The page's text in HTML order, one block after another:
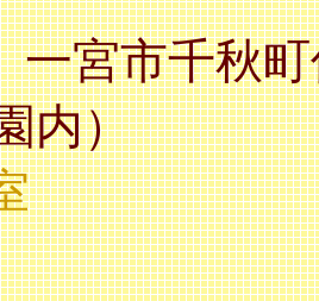
一宮市千秋
内）